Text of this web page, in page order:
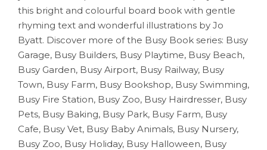
this bright and colourful board book with gentle
rhyming text and wonderful illustrations by Jo
Byatt. Discover more of the Busy Book series: Busy
Garage, Busy Builders, Busy Playtime, Busy Beach,
Busy Garden, Busy Airport, Busy Railway, Busy
Town, Busy Farm, Busy Bookshop, Busy Swimming,
Busy Fire Station, Busy Zoo, Busy Hairdresser, Busy
Pets, Busy Baking, Busy Park, Busy Farm, Busy
Cafe, Busy Vet, Busy Baby Animals, Busy Nursery,
Busy Zoo, Busy Holiday, Busy Halloween, Busy